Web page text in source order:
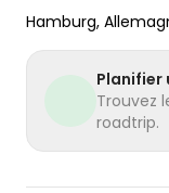
Hamburg,
Planifier
Trouvez
roadtrip.